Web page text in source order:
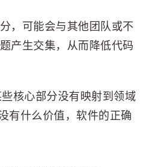
，可能会与其他团队或不
产生交集，从而降低代码
核心部分没有映射到领域
有什么价值，软件的正确